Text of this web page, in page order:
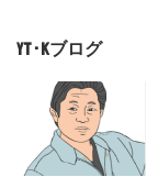
YT･Kブログ